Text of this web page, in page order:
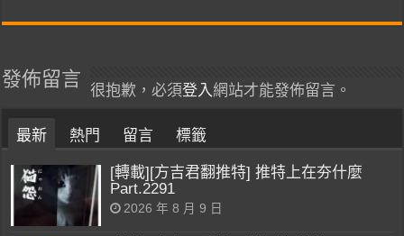
發佈留言
很抱歉，必須登入網站才能發佈留言。
最新 熱門 留言 標籤
[轉載][方吉君翻推特] 推特上在夯什麼
Part.2291
2026 年 8 月 9 日